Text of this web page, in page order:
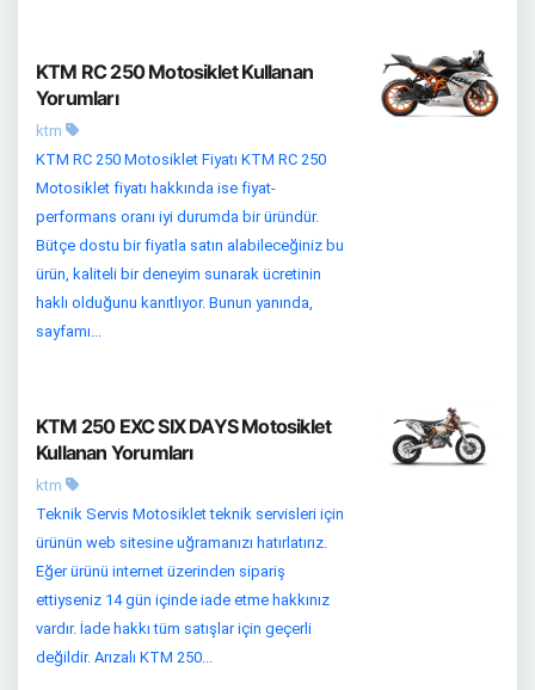
KTM RC 250 Motosiklet Kullanan
Yorumları
ktm
KTM RC 250 Motosiklet Fiyatı KTM RC 250
Motosiklet fiyatı hakkında ise fiyat-
performans oranı iyi durumda bir üründür.
Bütçe dostu bir fiyatla satın alabileceğiniz bu
ürün, kaliteli bir deneyim sunarak ücretinin
haklı olduğunu kanıtlıyor. Bunun yanında,
sayfamı...
KTM 250 EXC SIX DAYS Motosiklet
Kullanan Yorumları
ktm
Teknik Servis Motosiklet teknik servisleri için
ürünün web sitesine uğramanızı hatırlatırız.
Eğer ürünü internet üzerinden sipariş
ettiyseniz 14 gün içinde iade etme hakkınız
vardır. İade hakkı tüm satışlar için geçerli
değildir. Arızalı KTM 250...